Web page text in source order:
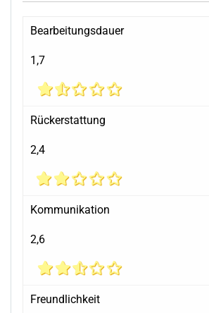
Bearbeitungsdauer
1,7
Rückerstattung
2,4
Kommunikation
2,6
Freundlichkeit